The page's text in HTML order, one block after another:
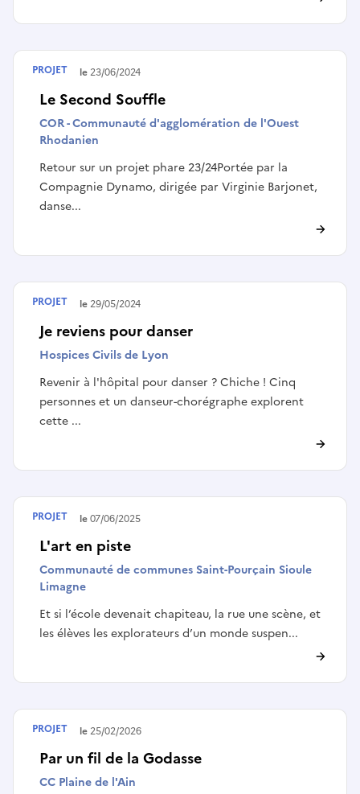
Le Second Souffle
COR - Communauté d'agglomération de l'Ouest
Rhodanien
Retour sur un projet phare 23/24Portée par la
Compagnie Dynamo, dirigée par Virginie Barjonet,
danse...
Terminé le23/06/2024
PROJET
Je reviens pour danser
Hospices Civils de Lyon
Revenir à l'hôpital pour danser ? Chiche ! Cinq
personnes et un danseur-chorégraphe explorent
cette ...
Terminé le29/05/2024
PROJET
L'art en piste
Communauté de communes Saint-Pourçain Sioule
Limagne
Et si l’école devenait chapiteau, la rue une scène, et
les élèves les explorateurs d’un monde suspen...
Terminé le07/06/2025
PROJET
Par un fil de la Godasse
CC Plaine de l'Ain
Terminé le25/02/2026
PROJET